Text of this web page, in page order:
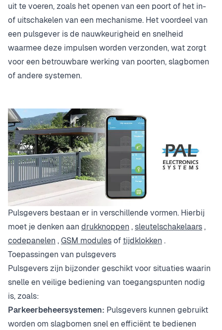
uit te voeren, zoals het openen van een poort of het in-
of uitschakelen van een mechanisme. Het voordeel van
een pulsgever is de nauwkeurigheid en snelheid
waarmee deze impulsen worden verzonden, wat zorgt
voor een betrouwbare werking van poorten, slagbomen
of andere systemen.
Pulsgevers bestaan er in verschillende vormen. Hierbij
moet je denken aan drukknoppen ,sleutelschakelaars,
codepanelen ,GSM modulesoftijdklokken .
Toepassingen van pulsgevers
Pulsgevers zijn bijzonder geschikt voor situaties waarin
snelle en veilige bediening van toegangspunten nodig
is, zoals:
Parkeerbeheersystemen: Pulsgevers kunnen gebruikt
worden om slagbomen snel en efficiënt te bedienen